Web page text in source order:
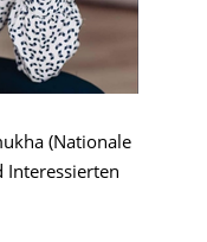
(Nationale
Interessierten